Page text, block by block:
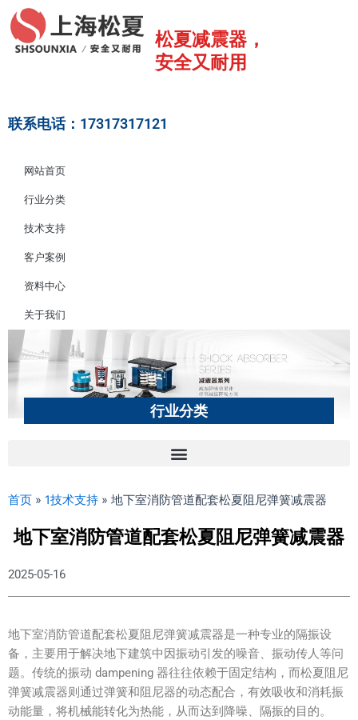
至
松夏减震器，
安全又耐用
联系电话：17317317121
网站首页
行业分类
技术支持
客户案例
资料中心
关于我们
行业分类
首页 » 1技术支持 » 地下室消防管道配套松夏阻尼弹簧减震器
地下室消防管道配套松夏阻尼弹簧减震器
2025-05-16
地下室消防管道配套松夏阻尼弹簧减震器是一种专业的隔振设
备，主要用于解决地下建筑中因振动引发的噪音、振动传人等问
题。传统的振动 dampening 器往往依赖于固定结构，而松夏阻尼
弹簧减震器则通过弹簧和阻尼器的动态配合，有效吸收和消耗振
动能量，将机械能转化为热能，从而达到降噪、隔振的目的。